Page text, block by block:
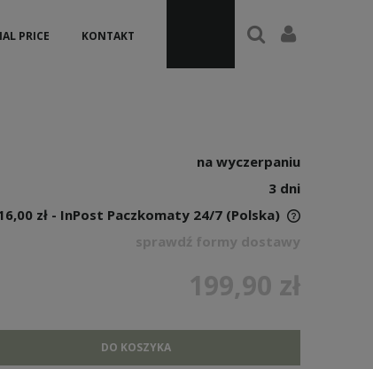
PRICE KONTAKT
na wyczerpaniu
3 dni
zł - InPost Paczkomaty 24/7 (Polska)
sprawdź formy dostawy
199,90 zł
DO KOSZYKA